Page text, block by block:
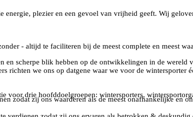
plezier en een gevoel van vrijheid geeft. Wij
- altijd te faciliteren bij de meest complete en meest
en scherpe blik hebben op de ontwikkelingen in de
richten we ons op datgene waar we voor de wintersporter
voor drie hoofddoelgroepen: wintersporters,
zodat zij ons waarderen als de meest onafhankelijke en